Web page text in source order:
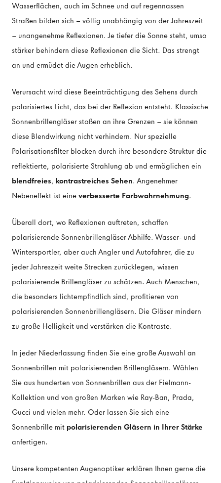
Wasserflächen, auch im Schnee und auf regennassen
Straßen bilden sich – völlig unabhängig von der Jahreszeit
– unangenehme Reflexionen. Je tiefer die Sonne steht, umso
stärker behindern diese Reflexionen die Sicht. Das strengt
an und ermüdet die Augen erheblich.
Verursacht wird diese Beeinträchtigung des Sehens durch
polarisiertes Licht, das bei der Reflexion entsteht. Klassische
Sonnenbrillengläser stoßen an ihre Grenzen – sie können
diese Blendwirkung nicht verhindern. Nur spezielle
Polarisationsfilter blocken durch ihre besondere Struktur die
reflektierte, polarisierte Strahlung ab und ermöglichen ein
blendfreies, kontrastreiches Sehen. Angenehmer
Nebeneffekt ist eine verbesserte Farbwahrnehmung.
Überall dort, wo Reflexionen auftreten, schaffen
polarisierende Sonnenbrillengläser Abhilfe. Wasser- und
Wintersportler, aber auch Angler und Autofahrer, die zu
jeder Jahreszeit weite Strecken zurücklegen, wissen
polarisierende Brillengläser zu schätzen. Auch Menschen,
die besonders lichtempfindlich sind, profitieren von
polarisierenden Sonnenbrillengläsern. Die Gläser mindern
zu große Helligkeit und verstärken die Kontraste.
In jeder Niederlassung finden Sie eine große Auswahl an
Sonnenbrillen mit polarisierenden Brillengläsern. Wählen
Sie aus hunderten von Sonnenbrillen aus der Fielmann-
Kollektion und von großen Marken wie Ray-Ban, Prada,
Gucci und vielen mehr. Oder lassen Sie sich eine
Sonnenbrille mit polarisierenden Gläsern in Ihrer Stärke
anfertigen.
Unsere kompetenten Augenoptiker erklären Ihnen gerne die